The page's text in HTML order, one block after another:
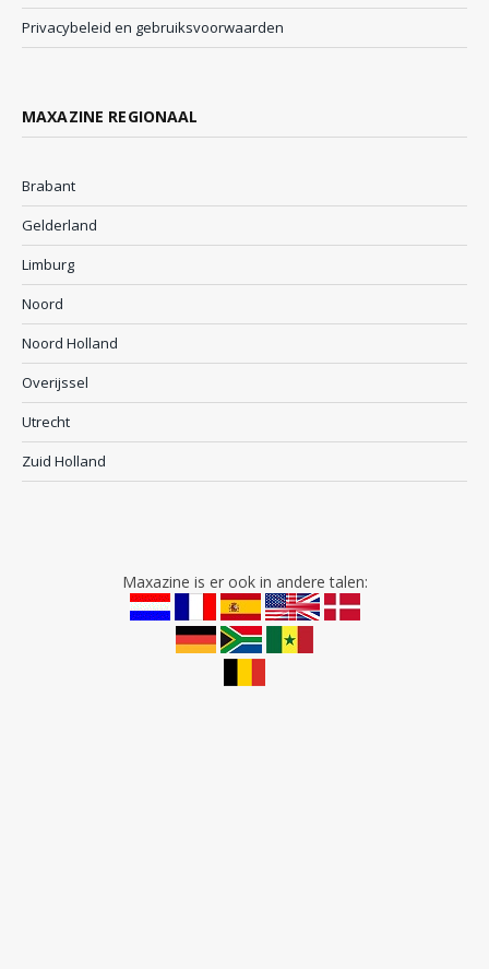
Privacybeleid en gebruiksvoorwaarden
MAXAZINE REGIONAAL
Brabant
Gelderland
Limburg
Noord
Noord Holland
Overijssel
Utrecht
Zuid Holland
Maxazine is er ook in andere talen: